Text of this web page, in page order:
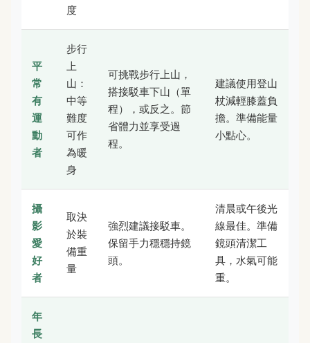
度
平
常
有
運
動
者
步行
上
山：
中等
難度
可作
為暖
身
可挑戰步行上山，
搭接駁車下山（單
程），或反之。節
省體力並享受過
程。
建議使用登山
杖減輕膝蓋負
擔。準備能量
小點心。
攝
影
愛
好
者
取決
於裝
備重
量
強烈建議接駁車。
保留手力穩穩持鏡
頭。
清晨或午後光
線最佳。準備
鏡頭清潔工
具，水氣可能
重。
年
長